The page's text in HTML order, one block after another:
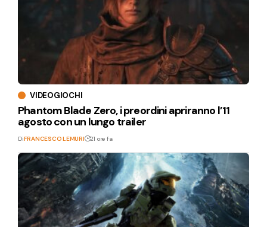
VIDEOGIOCHI
Phantom Blade Zero, i preordini apriranno l’11
agosto con un lungo trailer
DiFRANCESCO LEMURI 21 ore fa